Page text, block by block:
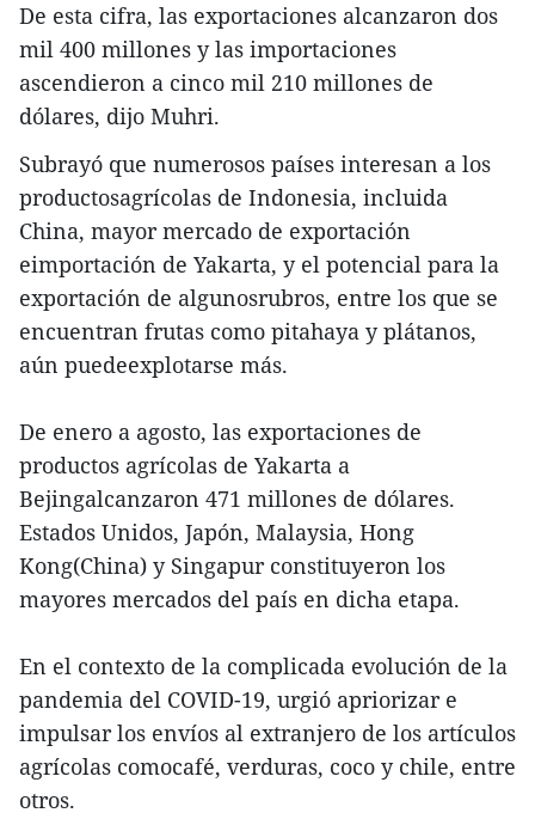
De esta cifra, las exportaciones alcanzaron dos
mil 400 millones y las importaciones
ascendieron a cinco mil 210 millones de
dólares, dijo Muhri.
Subrayó que numerosos países interesan a los
productosagrícolas de Indonesia, incluida
China, mayor mercado de exportación
eimportación de Yakarta, y el potencial para la
exportación de algunosrubros, entre los que se
encuentran frutas como pitahaya y plátanos,
aún puedeexplotarse más.
De enero a agosto, las exportaciones de
productos agrícolas de Yakarta a
Bejingalcanzaron 471 millones de dólares.
Estados Unidos, Japón, Malaysia, Hong
Kong(China) y Singapur constituyeron los
mayores mercados del país en dicha etapa.
En el contexto de la complicada evolución de la
pandemia del COVID-19, urgió apriorizar e
impulsar los envíos al extranjero de los artículos
agrícolas comocafé, verduras, coco y chile, entre
otros.